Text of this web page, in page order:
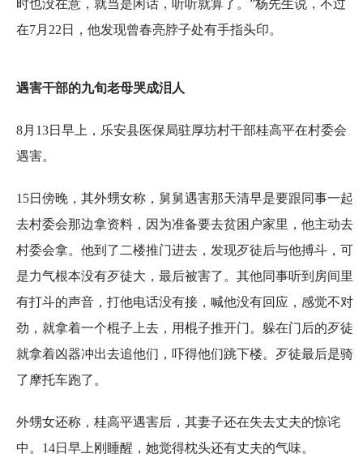
时也没在意，就当是闲话，听听就算了。”杨先生说，不过
在7月22日，他发现曾春亮脖子处有手指头印。
遇害干部的九旬老母哭成泪人
8月13日早上，乐安县医保局驻厚坊村干部桂高平在村委会
遇害。
15日傍晚，其外甥女称，舅舅遇害那天清早是要跟同事一起
去村委会那边拿资料，因为准备要去贫困户家里，他主动去
村委会拿。他到了二楼推门进去，发现歹徒后与他搏斗，可
是力气根本没有歹徒大，最后被害了。其他同事听到房间里
有打斗的声音，打他电话没有接，喊他没有回应，感觉不对
劲，就拿着一个棍子上去，用棍子推开门。躲在门后的歹徒
就拿着凶器冲出去追他们，吓得他们跳下楼。歹徒最后是骑
了摩托车跑了。
外甥女还称，桂高平遇害后，其妻子还在失去丈夫的惊诧
中。14日早上刚睡醒，她觉得枕头还有丈夫的气味。